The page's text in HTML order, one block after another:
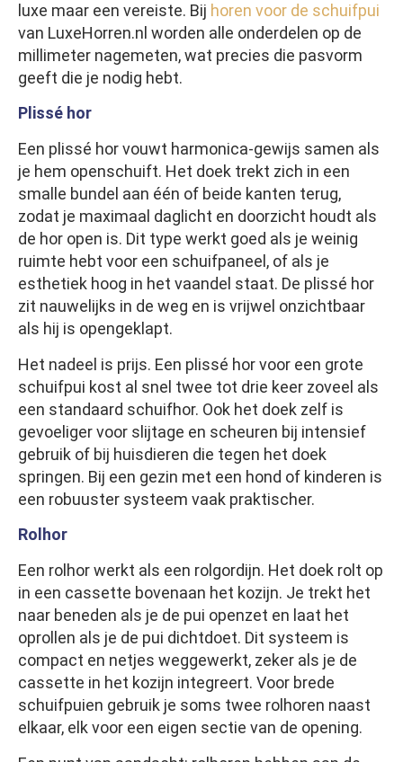
luxe maar een vereiste. Bij horen voor de schuifpui
van LuxeHorren.nl worden alle onderdelen op de
millimeter nagemeten, wat precies die pasvorm
geeft die je nodig hebt.
Plissé hor
Een plissé hor vouwt harmonica-gewijs samen als
je hem openschuift. Het doek trekt zich in een
smalle bundel aan één of beide kanten terug,
zodat je maximaal daglicht en doorzicht houdt als
de hor open is. Dit type werkt goed als je weinig
ruimte hebt voor een schuifpaneel, of als je
esthetiek hoog in het vaandel staat. De plissé hor
zit nauwelijks in de weg en is vrijwel onzichtbaar
als hij is opengeklapt.
Het nadeel is prijs. Een plissé hor voor een grote
schuifpui kost al snel twee tot drie keer zoveel als
een standaard schuifhor. Ook het doek zelf is
gevoeliger voor slijtage en scheuren bij intensief
gebruik of bij huisdieren die tegen het doek
springen. Bij een gezin met een hond of kinderen is
een robuuster systeem vaak praktischer.
Rolhor
Een rolhor werkt als een rolgordijn. Het doek rolt op
in een cassette bovenaan het kozijn. Je trekt het
naar beneden als je de pui openzet en laat het
oprollen als je de pui dichtdoet. Dit systeem is
compact en netjes weggewerkt, zeker als je de
cassette in het kozijn integreert. Voor brede
schuifpuien gebruik je soms twee rolhoren naast
elkaar, elk voor een eigen sectie van de opening.